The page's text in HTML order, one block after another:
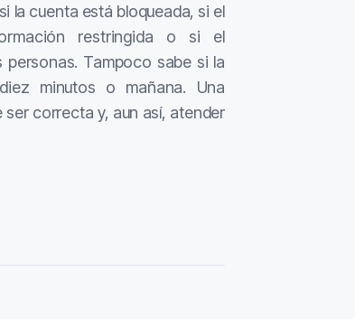
la cuenta está bloqueada, si el
restringida o si el
personas. Tampoco sabe si la
minutos o mañana. Una
ser correcta y, aun así, atender